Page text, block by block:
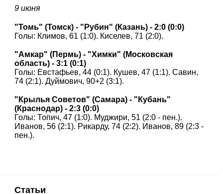
9 июня
"Томь" (Томск) - "Рубин" (Казань) - 2:0 (0:0)
Голы: Климов, 61 (1:0). Киселев, 71 (2:0).
"Амкар" (Пермь) - "Химки" (Московская
область) - 3:1 (0:1)
Голы: Евстафьев, 44 (0:1). Кушев, 47 (1:1). Савин,
74 (2:1). Дуймович, 90+2 (3:1).
"Крылья Советов" (Самара) - "Кубань"
(Краснодар) - 2:3 (0:0)
Голы: Топич, 47 (1:0). Муджири, 51 (2:0 - пен.).
Иванов, 56 (2:1). Рикарду, 74 (2:2). Иванов, 89 (2:3 -
пен.).
Статьи